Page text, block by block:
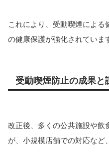
これにより、受動喫煙による
の健康保護が強化されていま
受動喫煙防止の成果と
改正後、多くの公共施設や飲
が、小規模店舗での対応など